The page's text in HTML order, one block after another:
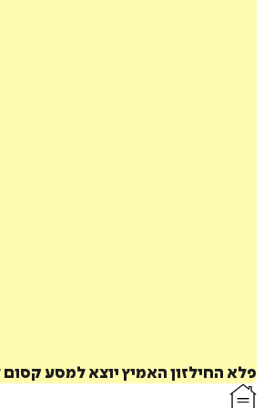
פלא החילזון האמיץ יוצא למסע